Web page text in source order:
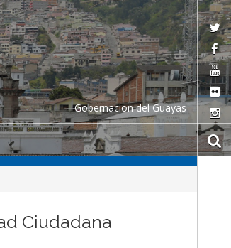
Gobernacion del Guayas
Ciudadana